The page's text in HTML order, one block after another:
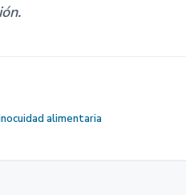
alimentaria